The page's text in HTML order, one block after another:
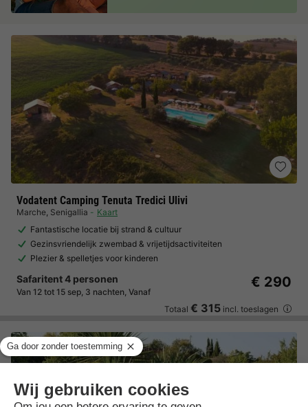
Vodatent Camping Tenuta Tredici Ulivi
Marche, Senigallia
Kaart
Fantastische locatie bij strand & cultuur
Gezinsvriendelijk zwembad & vrijetijdsactiviteiten
Plezier & spelletjes voor kinderen
Safaritent 4 personen
Van 12 tot 15 sep, 3 nachten, Vanaf
€ 290
Totaal € 315 incl. toeslagen